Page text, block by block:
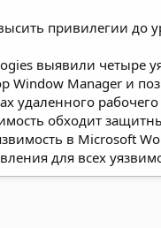
привилегии до
выявили четыре
Window Manager и
удаленного
обходит
в Microsoft
для всех